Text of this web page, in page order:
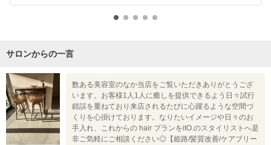
サロンからの一言
数ある美容室のなか当店をご覧いただきありがとうござ
います。お客様1人1人に癒しを提供できるよう日々試行
錯誤を重ねており来店されるたびに心躍るような空間づ
くりを心掛けております。なりたいイメージや日々のお
手入れ、これからの hair プランをitO.のスタイリストへ是
非ご気軽にご相談ください◎【姫路/髪質改善/ケアブリー